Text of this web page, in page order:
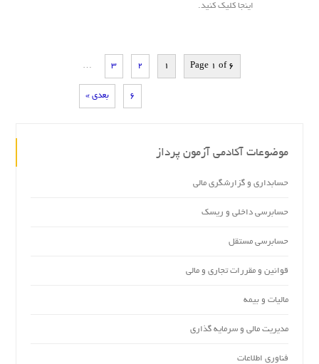
اینجا کلیک کنید.
Page 1 of 6
1
2
3
…
6 بعدی »
موضوعات آکادمی آزمون پرداز
حسابداری و گزارشگری مالی
حسابرسی داخلی و ریسک
حسابرسی مستقل
قوانین و مقررات تجاری و مالی
مالیات و بیمه
مدیریت مالی و سرمایه گذاری
فناوری اطلاعات